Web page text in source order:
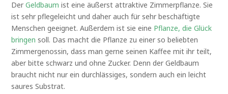
DerGeldbaumist eine äußerst attraktive Zimmerpflanze. Sie
ist sehr pflegeleicht und daher auch für sehr beschäftigte
Menschen geeignet. Außerdem ist sie eine Pflanze, die Glück
bringen soll. Das macht die Pflanze zu einer so beliebten
Zimmergenossin, dass man gerne seinen Kaffee mit ihr teilt,
aber bitte schwarz und ohne Zucker. Denn der Geldbaum
braucht nicht nur ein durchlässiges, sondern auch ein leicht
saures Substrat.